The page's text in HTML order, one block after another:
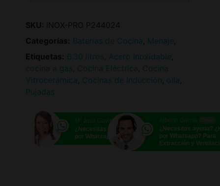
SKU: INOX-PRO P244024
Categorías: Baterías de Cocina , Menaje,
Etiquetas: 6.30 litros, Acero Inoxidable,
cocina a gas, Cocina Eléctrica , Cocina
Vitrocerámica , Cocinas de Inducción, olla ,
Pujadas
Mª José Gavira Online
¿Necesitas ayuda? ¿Hablamos
por Whatsapp?
¿Necesitas ayuda?
por Whatsapp? Para
Extracción y